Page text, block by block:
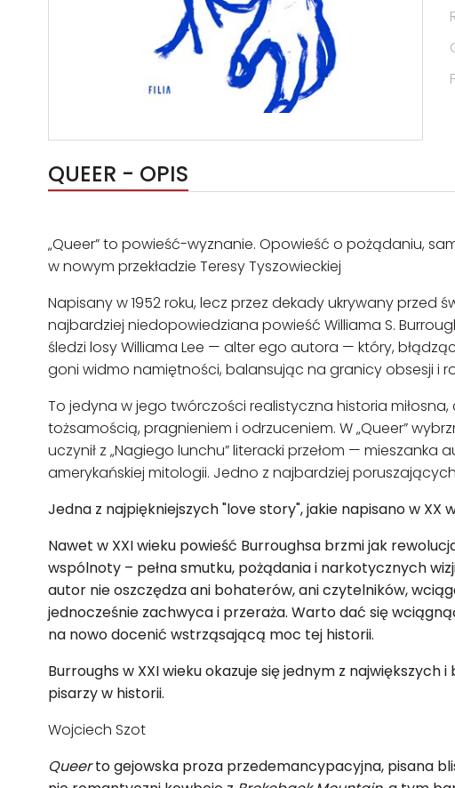
QUEER - OPIS
„Queer” to powieść-wyznanie. Opowieść o pożądaniu,
w nowym przekładzie Teresy Tyszowieckiej
Napisany w 1952 roku, lecz przez dekady ukrywany przed
najbardziej niedopowiedziana powieść Williama S.
śledzi losy Williama Lee — alter ego autora — który,
goni widmo namiętności, balansując na granicy obsesji i
To jedyna w jego twórczości realistyczna historia
tożsamością, pragnieniem i odrzuceniem. W „Queer”
uczynił z „Nagiego lunchu” literacki przełom — mieszanka
amerykańskiej mitologii. Jedno z najbardziej
Jedna z najpiękniejszych "love story", jakie napisano w XX
Nawet w XXI wieku powieść Burroughsa brzmi jak
wspólnoty – pełna smutku, pożądania i narkotycznych
autor nie oszczędza ani bohaterów, ani czytelników,
jednocześnie zachwyca i przeraża. Warto dać się
na nowo docenić wstrząsającą moc tej historii.
Burroughs w XXI wieku okazuje się jednym z
pisarzy w historii.
Wojciech Szot
Queerto gejowska proza przedemancypacyjna, pisana